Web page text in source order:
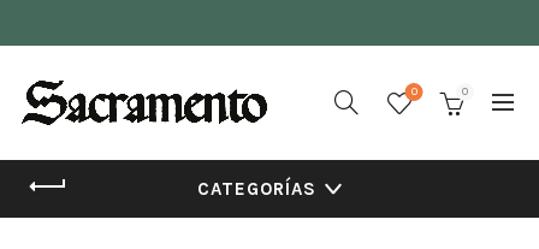
0 0
CATEGORÍAS